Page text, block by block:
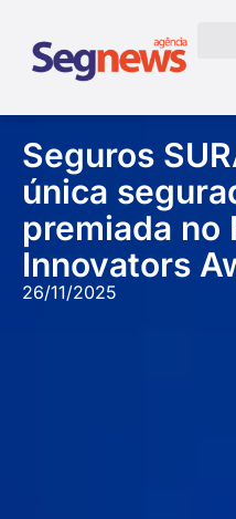
Seguros
única
premiada no
Innovators
26/11/2025